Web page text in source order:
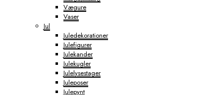
Vægure
Vaser
Jul
Juledekorationer
Julefigurer
Julekander
Julekugler
Julelysestager
Juleposer
Julepynt